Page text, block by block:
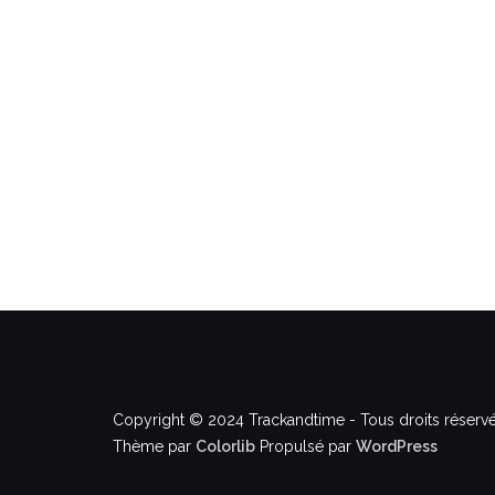
Copyright © 2024 Trackandtime - Tous droits
Thème par Colorlib Propulsé par WordPress